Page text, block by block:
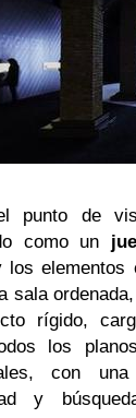
punto de
como un
los elementos
sala
rígido,
los
con
y